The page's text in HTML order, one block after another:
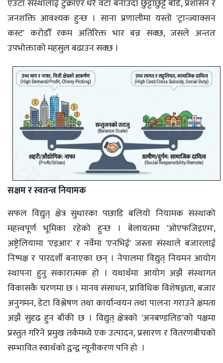
एउटा संस्थालाई टुक्राएर धेरै वटा बनाउँदा छुट्टाछुट्टै बोर्ड, प्रशासन र
जनशक्ति आवश्यक हुन्छ । साना प्रणालीमा यस्तो 'ट्रान्ज्याक्सन
कस्ट' करोडौँ रकम अतिरिक्त भार बन्न सक्छ, जसले अन्ततः
उपभोक्ताको महसुल बढाउन सक्छ ।
सक्षम र स्वतन्त्र नियामक
सफल विद्युत् क्षेत्र सुधारका पछाडि बलियो नियामक संस्थाको
महत्त्वपूर्ण भूमिका रहेको हुन्छ । बेलायतमा 'ओएफजिइएम',
अष्ट्रेलियामा 'एइआर' र नर्वेमा 'एनभिई' जस्ता संस्थाले बजारलाई
निष्पक्ष र पारदर्शी बनाएका छन् । नेपालमा विद्युत् नियमन आयोग
स्थापना हुनु सकारात्मक हो । यथार्थमा आयोग अझै संस्थागत
विकासकै चरणमा छ । मानव संसाधन, प्राविधिक विशेषज्ञता, बजार
अनुगमन, डेटा विश्लेषण तथा कार्यान्वयन तथा पालना गराउने क्षमता
अझै सुदृढ हुन बाँकी छ । विद्युत् क्षेत्रको 'अनबण्डलिङ'को पक्षमा
प्रस्तुत गरिने प्रमुख तर्कमध्ये एक उत्पादन, प्रसारण र वितरणबीचको
सम्भावित स्वार्थको द्वन्द्व न्यूनीकरण पनि हो ।